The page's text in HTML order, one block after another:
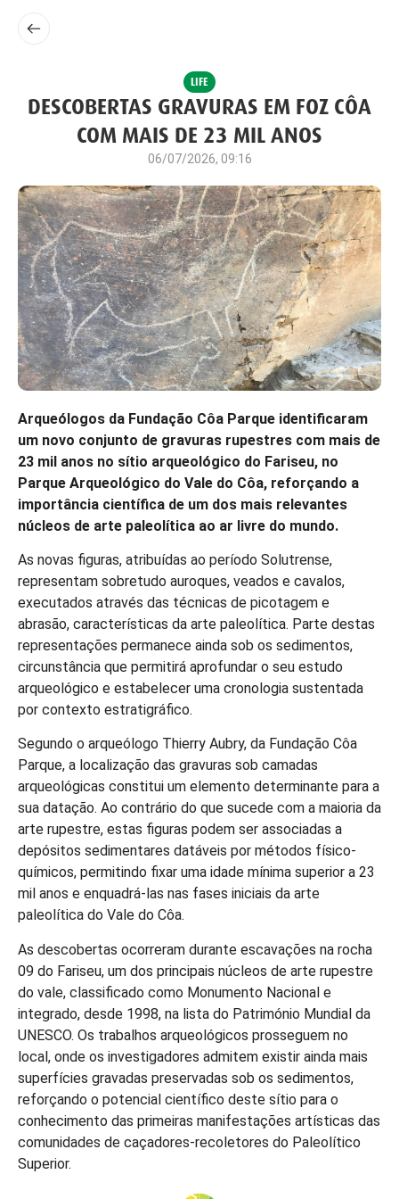
LIFE
DESCOBERTAS GRAVURAS EM FOZ CÔA
COM MAIS DE 23 MIL ANOS
06/07/2026, 09:16
Arqueólogos da Fundação Côa Parque identificaram
um novo conjunto de gravuras rupestres com mais de
23 mil anos no sítio arqueológico do Fariseu, no
Parque Arqueológico do Vale do Côa, reforçando a
importância científica de um dos mais relevantes
núcleos de arte paleolítica ao ar livre do mundo.
As novas figuras, atribuídas ao período Solutrense,
representam sobretudo auroques, veados e cavalos,
executados através das técnicas de picotagem e
abrasão, características da arte paleolítica. Parte destas
representações permanece ainda sob os sedimentos,
circunstância que permitirá aprofundar o seu estudo
arqueológico e estabelecer uma cronologia sustentada
por contexto estratigráfico.
Segundo o arqueólogo Thierry Aubry, da Fundação Côa
Parque, a localização das gravuras sob camadas
arqueológicas constitui um elemento determinante para a
sua datação. Ao contrário do que sucede com a maioria da
arte rupestre, estas figuras podem ser associadas a
depósitos sedimentares datáveis por métodos físico-
químicos, permitindo fixar uma idade mínima superior a 23
mil anos e enquadrá-las nas fases iniciais da arte
paleolítica do Vale do Côa.
As descobertas ocorreram durante escavações na rocha
09 do Fariseu, um dos principais núcleos de arte rupestre
do vale, classificado como Monumento Nacional e
integrado, desde 1998, na lista do Património Mundial da
UNESCO. Os trabalhos arqueológicos prosseguem no
local, onde os investigadores admitem existir ainda mais
superfícies gravadas preservadas sob os sedimentos,
reforçando o potencial científico deste sítio para o
conhecimento das primeiras manifestações artísticas das
comunidades de caçadores-recoletores do Paleolítico
Superior.